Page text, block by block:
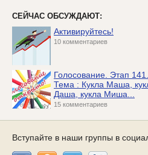
СЕЙЧАС ОБСУЖДАЮТ:
Активируйтесь!
10 комментариев
Голосование. Этап 141.
Тема : Кукла Маша,
Даша, кукла Миша...
15 комментариев
Вступайте в наши группы в